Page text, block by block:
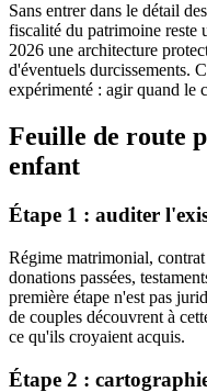
Sans entrer dans le détail
fiscalité du patrimoine reste
2026 une architecture
d'éventuels durcissements.
expérimenté : agir quand le
Feuille de route
enfant
Étape 1 : auditer
Régime matrimonial,
donations passées,
première étape n'est pas
de couples découvrent à
ce qu'ils croyaient acquis.
Étape 2 :